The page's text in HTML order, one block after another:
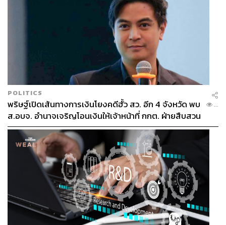
POLITICS
พริษฐ์เปิดเส้นทางการเงินโยงคดีฮั้ว สว. อีก 4 จังหวัด พบ
ส.อบจ. อำนาจเจริญโอนเงินให้เจ้าหน้าที่ กกต. ฝ่ายสืบสวน
...